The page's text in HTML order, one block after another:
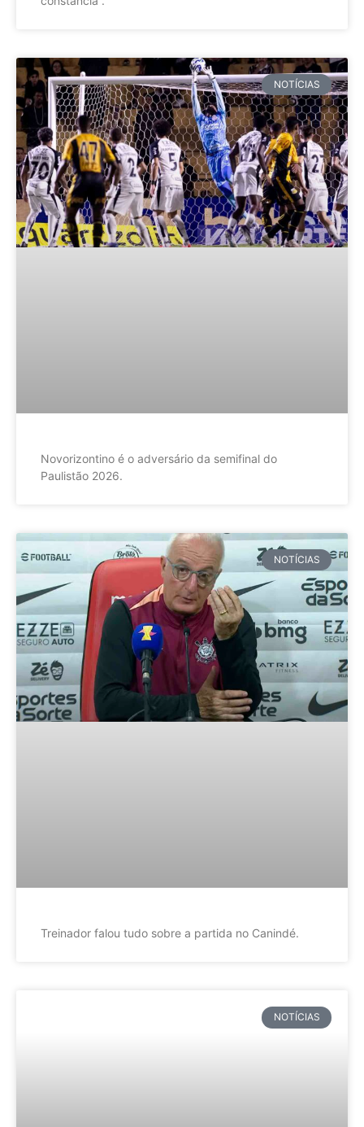
NOTÍCIAS
Novorizontino é o adversário da semifinal do
Paulistão 2026.
NOTÍCIAS
Treinador falou tudo sobre a partida no Canindé.
NOTÍCIAS